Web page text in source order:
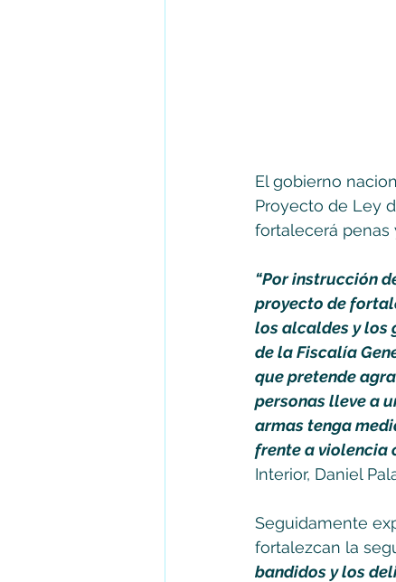
El gobierno
Proyecto de Ley
fortalecerá penas
“Por instrucción
proyecto de
los alcaldes y los
de la Fiscalía
que pretende
personas lleve a
armas tenga
frente a violencia
Interior, Daniel
Seguidamente
fortalezcan la
bandidos y los